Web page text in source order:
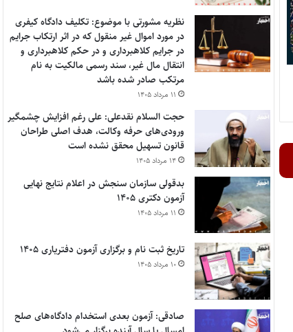
نظریه مشورتی با موضوع: تکلیف دادگاه کیفری
در مورد اموال غیر منقول که در اثر ارتکاب جرایم
در جرایم کلاهبرداری و در حکم کلاهبرداری و
انتقال مال غیر، سند رسمی مالکیت به نام
مرتکب صادر شده باشد
۱۱ مرداد ۱۴۰۵
حجت السلام نقدعلی: علی رغم افزایش چشمگیر
ورودی‌های حرفه وکالت، هدف اصلی طراحان
قانون تسهیل محقق نشده است
۱۴ مرداد ۱۴۰۵
بدقولی سازمان سنجش در اعلام نتایج نهایی
آزمون دکتری ۱۴۰۵
۱۱ مرداد ۱۴۰۵
تاریخ ثبت نام و برگزاری آزمون دفتریاری ۱۴۰۵
۱۰ مرداد ۱۴۰۵
صادقی: آزمون بعدی استخدام دادگاه‌های صلح